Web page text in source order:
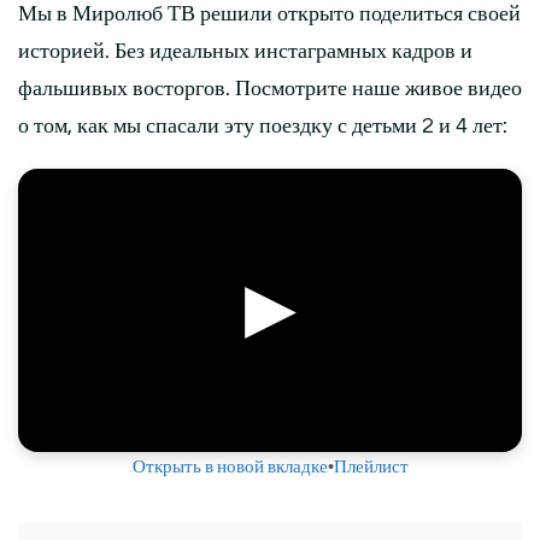
Мы в Миролюб ТВ решили открыто поделиться своей
историей. Без идеальных инстаграмных кадров и
фальшивых восторгов. Посмотрите наше живое видео
о том, как мы спасали эту поездку с детьми 2 и 4 лет:
▶
Открыть в новой вкладке•Плейлист